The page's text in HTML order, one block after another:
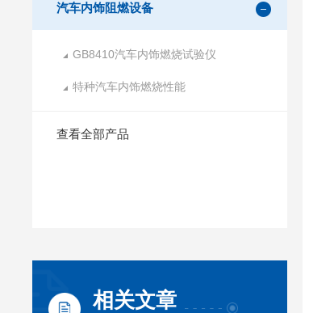
汽车内饰阻燃设备
GB8410汽车内饰燃烧试验仪
特种汽车内饰燃烧性能
查看全部产品
相关文章